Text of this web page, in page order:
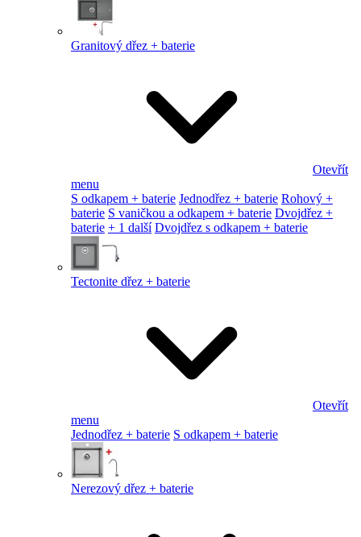
Granitový dřez + baterie
Otevřít
menu
S odkapem + baterie Jednodřez + baterie Rohový +
baterie S vaničkou a odkapem + baterie Dvojdřez +
baterie + 1 další Dvojdřez s odkapem + baterie
Tectonite dřez + baterie
Otevřít
menu
Jednodřez + baterie S odkapem + baterie
Nerezový dřez + baterie